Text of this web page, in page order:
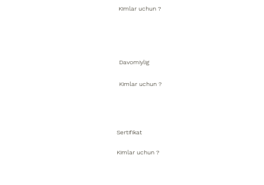
Kimlar uchun ?
Davomiylig
Kimlar uchun ?
Sertifikat
Kimlar uchun ?